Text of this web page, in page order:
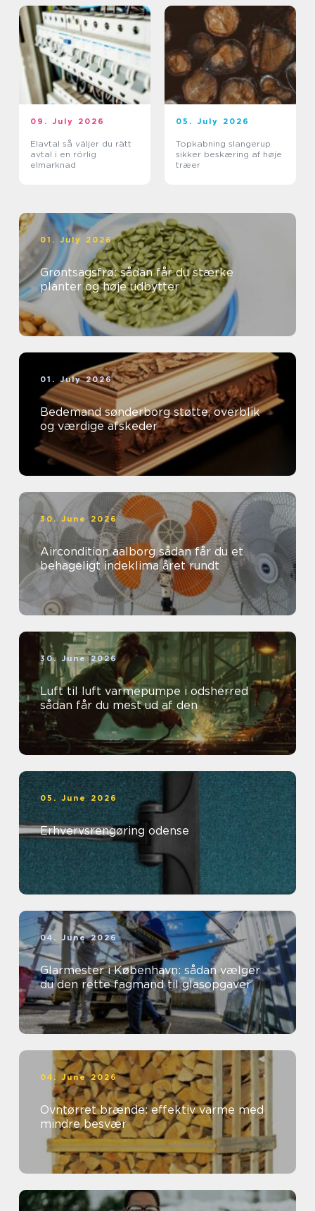
09. July 2026
Elavtal så väljer du rätt
avtal i en rörlig
elmarknad
05. July 2026
Topkabning slangerup
sikker beskæring af høje
træer
01. July 2026
Grøntsagsfrø: sådan får du stærke
planter og høje udbytter
01. July 2026
Bedemand sønderborg støtte, overblik
og værdige afskeder
30. June 2026
Aircondition aalborg sådan får du et
behageligt indeklima året rundt
30. June 2026
Luft til luft varmepumpe i odsherred
sådan får du mest ud af den
05. June 2026
Erhvervsrengøring odense
04. June 2026
Glarmester i København: sådan vælger
du den rette fagmand til glasopgaver
04. June 2026
Ovntørret brænde: effektiv varme med
mindre besvær